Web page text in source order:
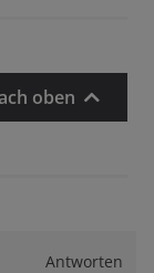
oben
Antworten